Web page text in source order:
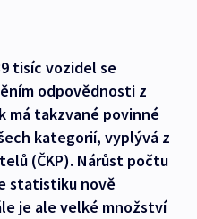
tisíc vozidel se
odpovědnosti z
má takzvané povinné
kategorií, vyplývá z
(ČKP). Nárůst počtu
statistiku nově
je ale velké množství